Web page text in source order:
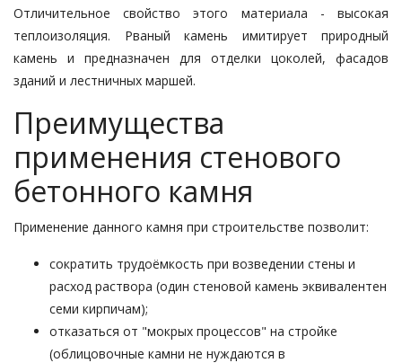
Отличительное свойство этого материала - высокая
теплоизоляция. Рваный камень имитирует природный
камень и предназначен для отделки цоколей, фасадов
зданий и лестничных маршей.
Преимущества
применения стенового
бетонного камня
Применение данного камня при строительстве позволит:
сократить трудоёмкость при возведении стены и
расход раствора (один стеновой камень эквивалентен
семи кирпичам);
отказаться от "мокрых процессов" на стройке
(облицовочные камни не нуждаются в